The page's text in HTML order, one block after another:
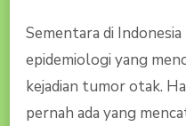
Sementara di
epidemiologi yang
kejadian tumor otak.
pernah ada yang